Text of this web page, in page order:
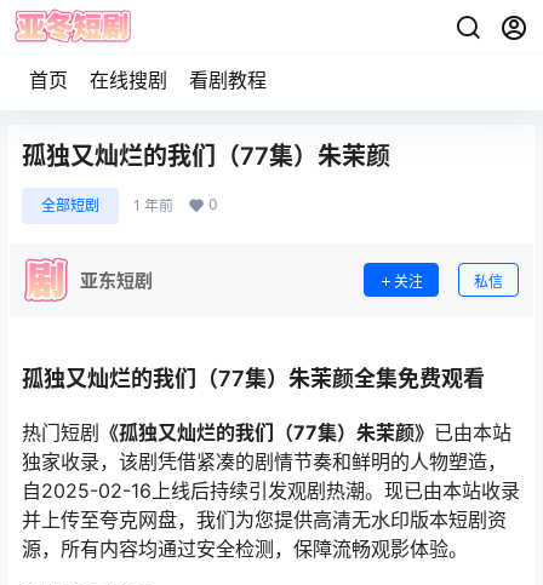
首页 在线搜剧 看剧教程
孤独又灿烂的我们（77集）朱茉颜
全部短剧 1 年前 0
亚东短剧 关注 私信
孤独又灿烂的我们（77集）朱茉颜全集免费观看
热门短剧 《孤独又灿烂的我们（77集）朱茉颜》 已由本站
独家收录，该剧凭借紧凑的剧情节奏和鲜明的人物塑造，
自2025-02-16上线后持续引发观剧热潮。现已由本站收录
并上传至夸克网盘，我们为您提供高清无水印版本短剧资
源，所有内容均通过安全检测，保障流畅观影体验。